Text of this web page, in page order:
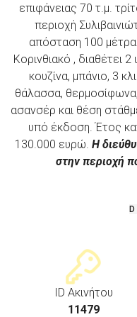
επιφάνειας 70 τ.μ.
περιοχή
απόσταση 100
Κορινθιακό , διαθέτει
κουζίνα, μπάνιο, 3
θάλασσα,
ασανσέρ και θέση
υπό έκδοση. Έτος
130.000 ευρώ. Η
στην περιοχή
ID Ακινήτου
11479